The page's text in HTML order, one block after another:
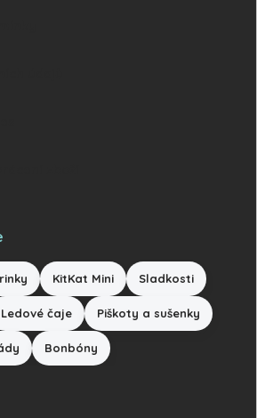
KitKat Mini Sladkosti
Ledové čaje Piškoty a sušenky
Bonbóny